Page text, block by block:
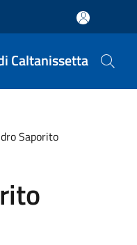
Caltanissetta
Saporito